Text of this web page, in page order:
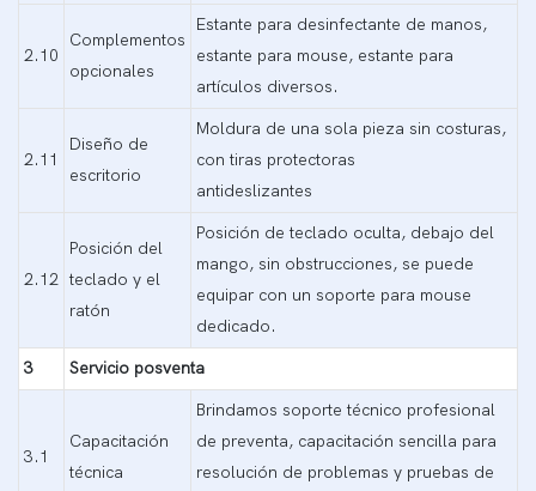
2.10
Complementos
opcionales
Estante para desinfectante de manos,
estante para mouse, estante para
artículos diversos.
2.11
Diseño de
escritorio
Moldura de una sola pieza sin costuras,
con tiras protectoras
antideslizantes
2.12
Posición del
teclado y el
ratón
Posición de teclado oculta, debajo del
mango, sin obstrucciones, se puede
equipar con un soporte para mouse
dedicado.
3 Servicio posventa
3.1
Capacitación
técnica
Brindamos soporte técnico profesional
de preventa, capacitación sencilla para
resolución de problemas y pruebas de